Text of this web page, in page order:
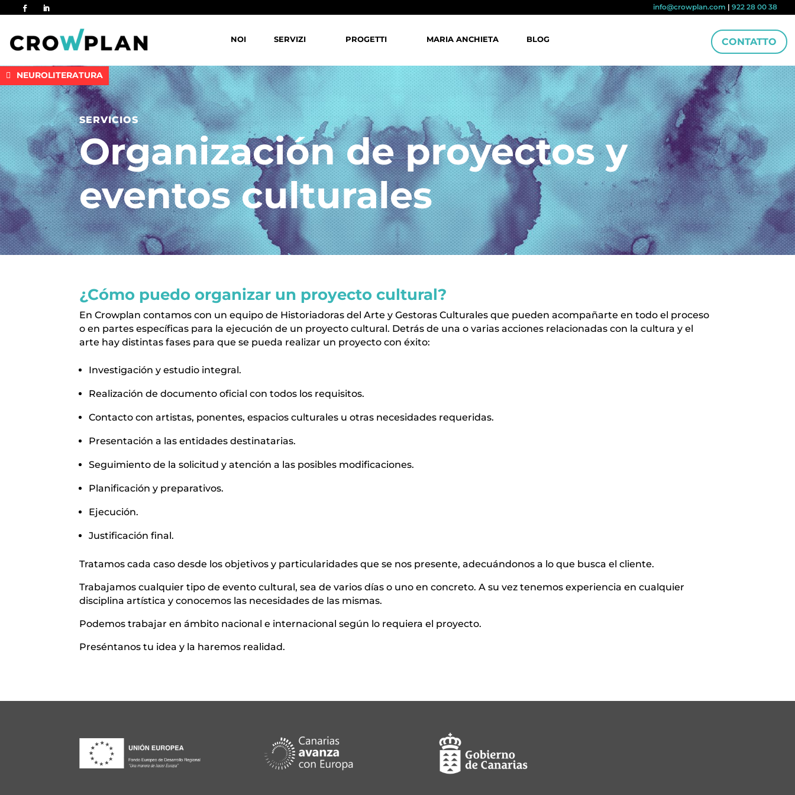
info@crowplan.com | 922 28 00 38
NOI SERVIZI PROGETTI MARIA ANCHIETA BLOG CONTATTO
NEUROLITERATURA
SERVICIOS
Organización de proyectos y
eventos culturales
¿Cómo puedo organizar un proyecto cultural?
En Crowplan contamos con un equipo de Historiadoras del Arte y Gestoras Culturales que pueden acompañarte en todo el proceso
o en partes específicas para la ejecución de un proyecto cultural. Detrás de una o varias acciones relacionadas con la cultura y el
arte hay distintas fases para que se pueda realizar un proyecto con éxito:
Investigación y estudio integral.
Realización de documento oficial con todos los requisitos.
Contacto con artistas, ponentes, espacios culturales u otras necesidades requeridas.
Presentación a las entidades destinatarias.
Seguimiento de la solicitud y atención a las posibles modificaciones.
Planificación y preparativos.
Ejecución.
Justificación final.
Tratamos cada caso desde los objetivos y particularidades que se nos presente, adecuándonos a lo que busca el cliente.
Trabajamos cualquier tipo de evento cultural, sea de varios días o uno en concreto. A su vez tenemos experiencia en cualquier
disciplina artística y conocemos las necesidades de las mismas.
Podemos trabajar en ámbito nacional e internacional según lo requiera el proyecto.
Preséntanos tu idea y la haremos realidad.